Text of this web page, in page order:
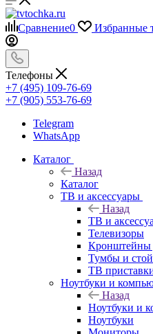
Сравнение0 Избранные
Телефоны
+7 (495) 109-76-69
+7 (905) 553-76-69
Telegram
WhatsApp
Каталог
Назад
Каталог
ТВ и аксессуары
Назад
ТВ и
Телевизоры
Кронштейны
Тумбы и
ТВ
Ноутбуки и
Назад
Ноутбуки и
Ноутбуки